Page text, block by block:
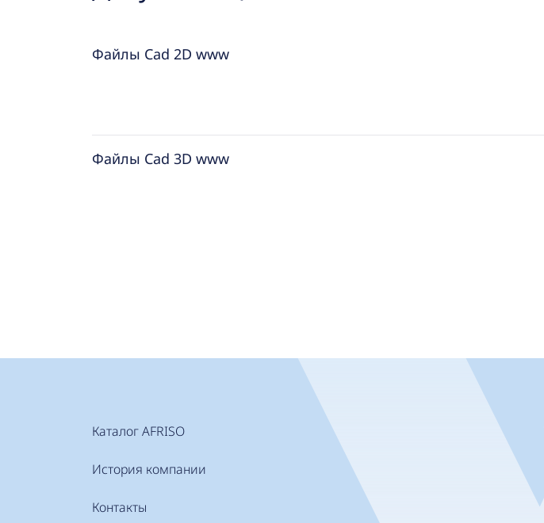
Файлы Cad 2D www
Файлы Cad 3D www
Каталог AFRISO
История компании
Контакты